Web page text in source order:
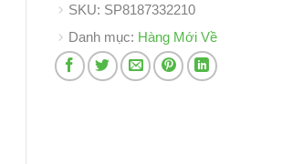
SKU: SP8187332210
Danh mục: Hàng Mới Về